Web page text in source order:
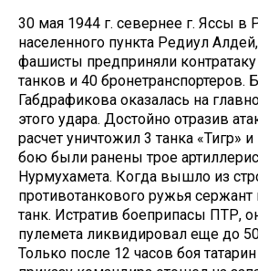
30 мая 1944 г. севернее г. Яссы в
населенного пункта Редиул
фашисты предприняли контратаку
танков и 40 бронетранспортеров.
Габдрафикова оказалась на
этого удара. Достойно отразив
расчет уничтожил 3 танка «Тигр»
бою были ранены трое
Нурмухамета. Когда вышло из
противотанкового ружья
танк. Истратив боеприпасы ПТР,
пулемета ликвидировал еще до
Только после 12 часов боя